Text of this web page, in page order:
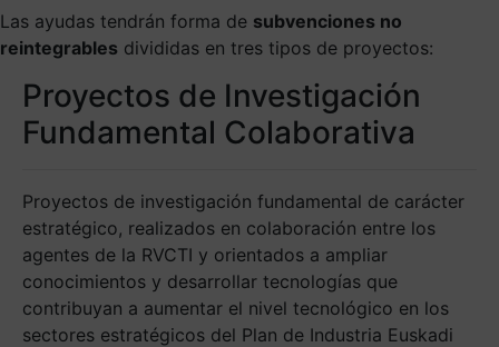
Las ayudas tendrán forma de subvenciones no
reintegrables divididas en tres tipos de proyectos:
Proyectos de Investigación
Fundamental Colaborativa
Proyectos de investigación fundamental de carácter
estratégico, realizados en colaboración entre los
agentes de la RVCTI y orientados a ampliar
conocimientos y desarrollar tecnologías que
contribuyan a aumentar el nivel tecnológico en los
sectores estratégicos del Plan de Industria Euskadi